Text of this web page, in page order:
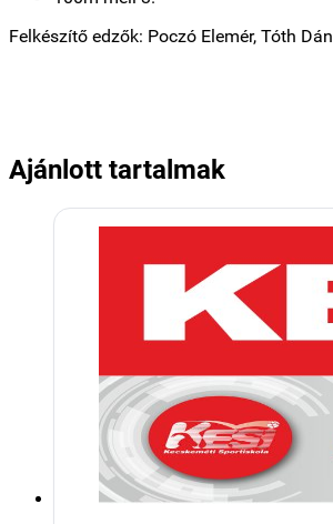
Felkészítő edzők: Poczó Elemér, Tóth
Ajánlott tartalmak